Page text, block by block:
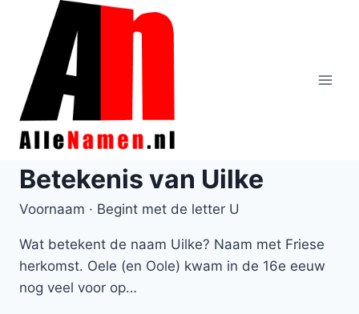
Doorgaan
inhoud
Betekenis van Uilke
Voornaam · Begint met de letter U
Wat betekent de naam Uilke? Naam met Friese
herkomst. Oele (en Oole) kwam in de 16e eeuw
nog veel voor op…